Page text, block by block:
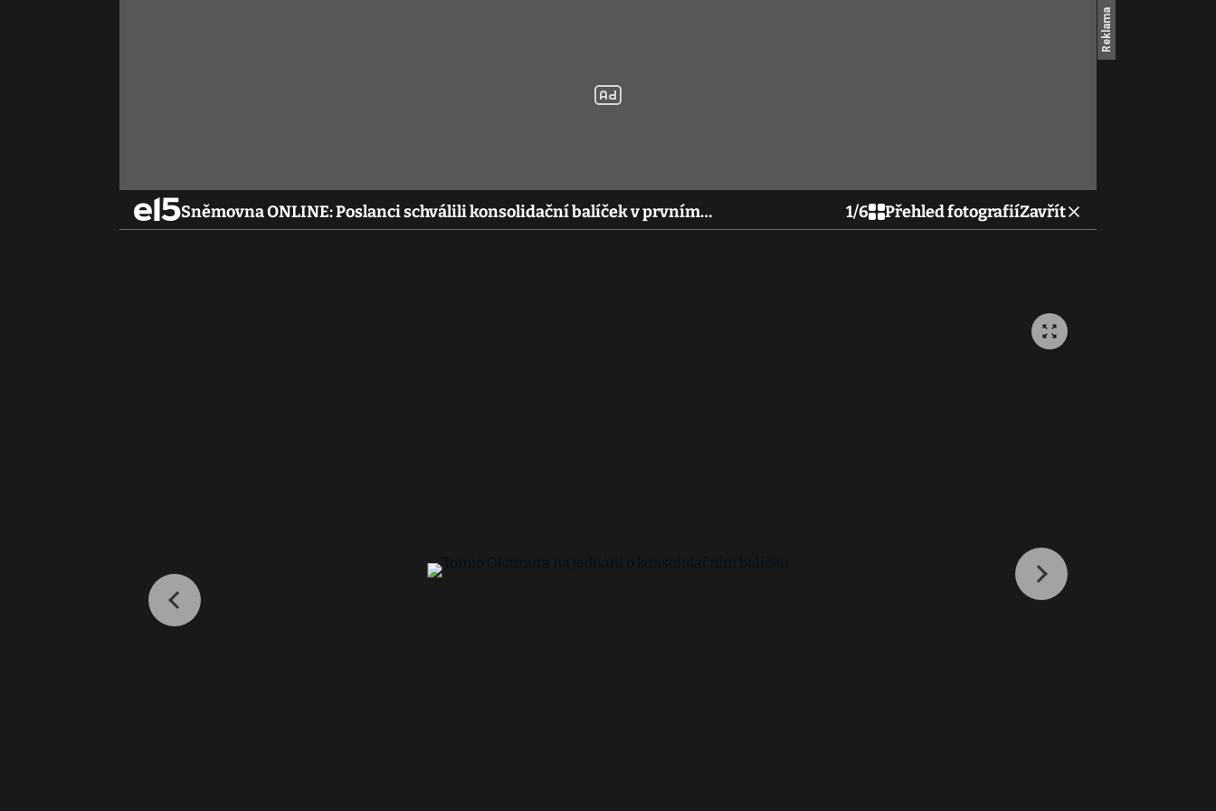
Sněmovna ONLINE: Poslanci schválili konsolidační balíček v prvním… 1/6 Přehled fotografiíZavřít